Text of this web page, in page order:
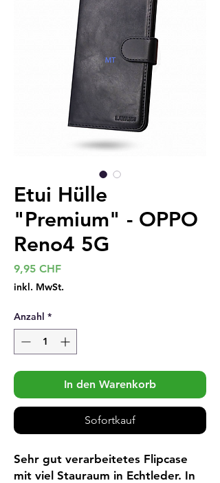
Etui Hülle
"Premium" - OPPO
Reno4 5G
9,95 CHFPreis
inkl. MwSt.
Anzahl *
In den Warenkorb
Sofortkauf
Sehr gut verarbeitetes Flipcase
mit viel Stauraum in Echtleder. In